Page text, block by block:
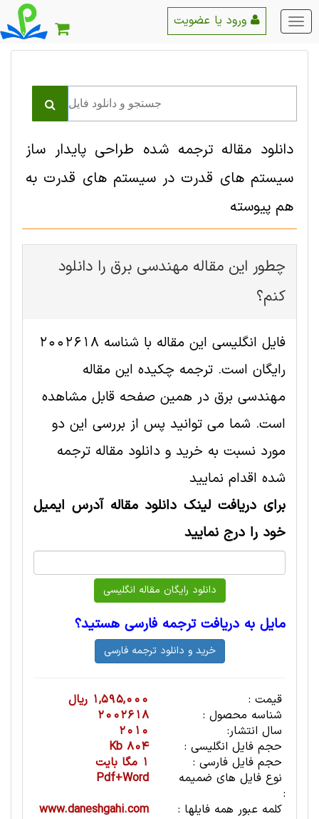
منو
اصلی
دانلود مقاله ترجمه شده طراحی پایدار ساز
سیستم های قدرت در سیستم های قدرت به
هم پیوسته
چطور این مقاله مهندسی برق را دانلود
کنم؟
فایل انگلیسی این مقاله با شناسه 2002618
رایگان است. ترجمه چکیده این مقاله
مهندسی برق در همین صفحه قابل مشاهده
است. شما می توانید پس از بررسی این دو
مورد نسبت به خرید و دانلود مقاله ترجمه
شده اقدام نمایید
برای دریافت لینک دانلود مقاله آدرس ایمیل
خود را درج نمایید
مایل به دریافت ترجمه فارسی هستید؟
قیمت :
1,595,000 ریال
شناسه محصول :
2002618
سال انتشار:
2010
حجم فایل انگلیسی :
804 Kb
حجم فایل فارسی :
1 مگا بایت
نوع فایل های ضمیمه
:
Pdf+Word
کلمه عبور همه فایلها :
www.daneshgahi.com